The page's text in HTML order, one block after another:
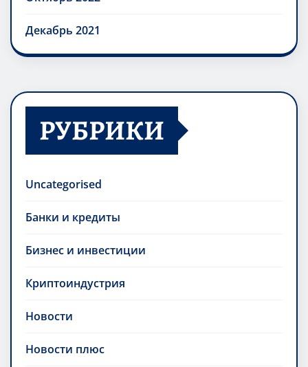
Декабрь 2021
РУБРИКИ
Uncategorised
Банки и кредиты
Бизнес и инвестиции
Криптоиндустрия
Новости
Новости плюс